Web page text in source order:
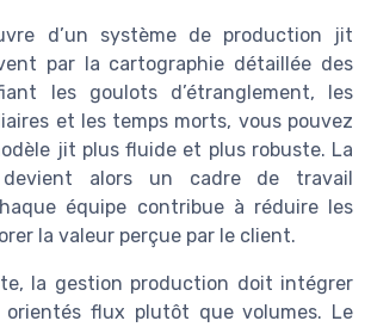
d’un système de production jit
par la cartographie détaillée des
les goulots d’étranglement, les
et les temps morts, vous pouvez
jit plus fluide et plus robuste. La
alors un cadre de travail
équipe contribue à réduire les
la valeur perçue par le client.
la gestion production doit intégrer
orientés flux plutôt que volumes. Le